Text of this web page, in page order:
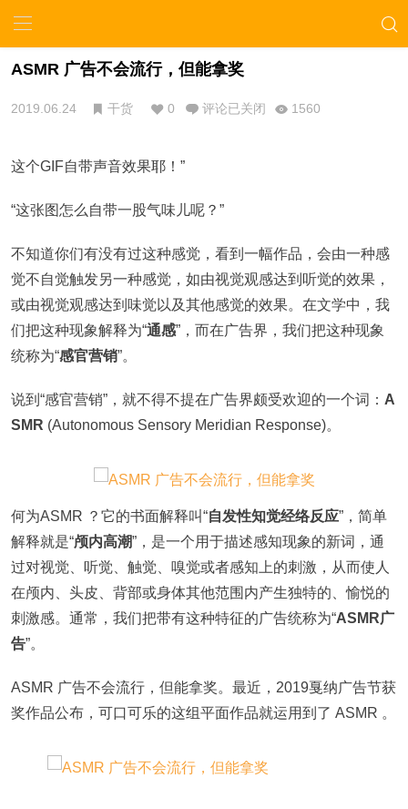
ASMR 广告不会流行，但能拿奖
2019.06.24 干货 0 评论已关闭 1560
这个GIF自带声音效果耶！”
“这张图怎么自带一股气味儿呢？”
不知道你们有没有过这种感觉，看到一幅作品，会由一种感
觉不自觉触发另一种感觉，如由视觉观感达到听觉的效果，
或由视觉观感达到味觉以及其他感觉的效果。在文学中，我
们把这种现象解释为“通感”，而在广告界，我们把这种现象
统称为“感官营销”。
说到“感官营销”，就不得不提在广告界颇受欢迎的一个词： A
SMR (Autonomous Sensory Meridian Response)。
何为ASMR ？它的书面解释叫“自发性知觉经络反应”，简单
解释就是“颅内高潮”，是一个用于描述感知现象的新词，通
过对视觉、听觉、触觉、嗅觉或者感知上的刺激，从而使人
在颅内、头皮、背部或身体其他范围内产生独特的、愉悦的
刺激感。通常，我们把带有这种特征的广告统称为“ASMR广
告”。
ASMR 广告不会流行，但能拿奖。最近，2019戛纳广告节获
奖作品公布，可口可乐的这组平面作品就运用到了 ASMR 。